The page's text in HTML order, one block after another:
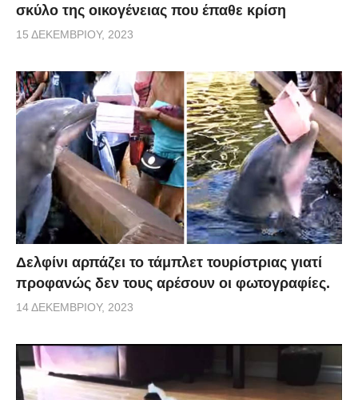
σκύλο της οικογένειας που έπαθε κρίση
15 ΔΕΚΕΜΒΡΊΟΥ, 2023
Δελφίνι αρπάζει το τάμπλετ τουρίστριας γιατί
προφανώς δεν τους αρέσουν οι φωτογραφίες.
14 ΔΕΚΕΜΒΡΊΟΥ, 2023